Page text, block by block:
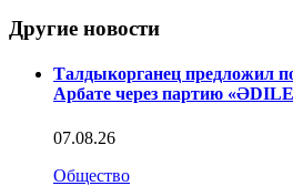
Другие новости
Талдыкорганец предложил
Арбате через партию
07.08.26
Общество